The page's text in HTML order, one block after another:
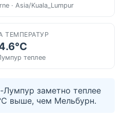
· Asia/Kuala_Lumpur
ТЕМПЕРАТУР
теплее
заметно теплее
выше, чем Мельбурн.